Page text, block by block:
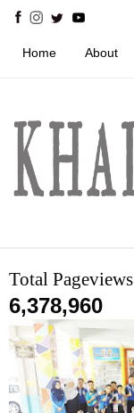
Home About
Total Pageviews
6,378,960